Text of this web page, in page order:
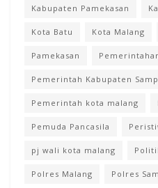
Kabupaten Pamekasan
Kota Batu Kota Malang
Pamekasan
Pemerintah Kabupaten
Pemerintah kota malang
Pemuda Pancasila
pj wali kota malang
Polres Malang Polres